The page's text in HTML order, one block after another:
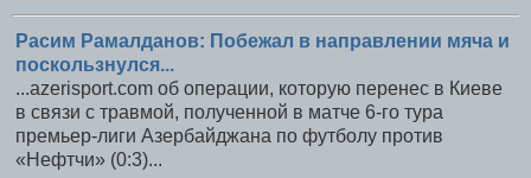
Расим Рамалданов: Побежал в направлении мяча и
поскользнулся...
...azerisport.com об операции, которую перенес в Киеве
в связи с травмой, полученной в матче 6-го тура
премьер-лиги Азербайджана по футболу против
«Нефтчи» (0:3)...